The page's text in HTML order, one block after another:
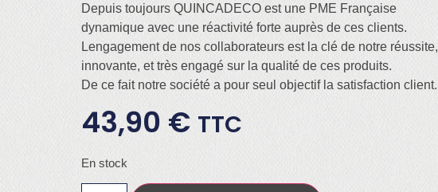
Depuis toujours QUINCADECO est une PME Française
dynamique avec une réactivité forte auprès de ces clients.
Lengagement de nos collaborateurs est la clé de notre réussite,
innovante, et très engagé sur la qualité de ces produits.
De ce fait notre société a pour seul objectif la satisfaction client.
43,90 € TTC
En stock